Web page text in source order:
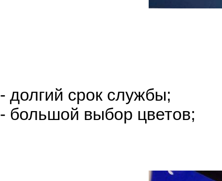
- долгий срок службы;
- большой выбор цветов;